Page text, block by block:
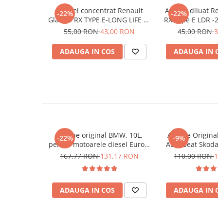
-22%
Antigel concentrat Renault
Glaceol RX TYPE E-LONG LIFE 1L
7711947052
55,00 RON43,00 RON
ADAUGA IN COS
-22%
Antigel diluat
RX Type E LDR
litru
45,00 RON
ADAUGA IN
-22%
AdBlue original BMW, 10L,
pentru motoarele diesel Euro 6
+ Cadou Aditiv Adblue
AdBlue Guard
167,77 RON131,17 RON
ADAUGA IN COS
-9%
AdBlue
Audi Seat
Aditiv Adblue
110,00 RON
ADAUGA IN